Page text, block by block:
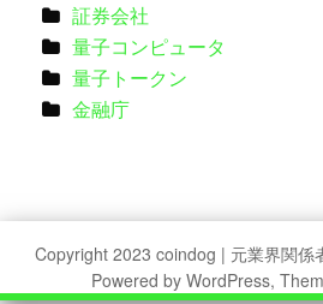
証券会社
量子コンピュータ
量子トークン
金融庁
Copyright 2023 coindog | 元業界関係
Powered by WordPress,